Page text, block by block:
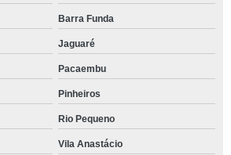
Barra Funda
Jaguaré
Pacaembu
Pinheiros
Rio Pequeno
Vila Anastácio